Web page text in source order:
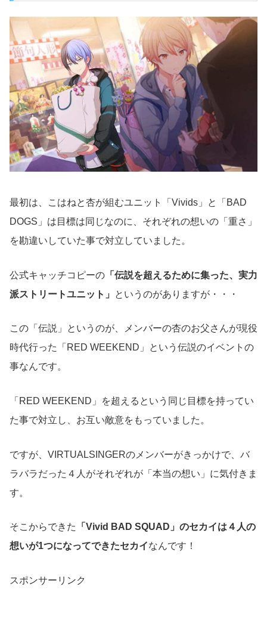
最初は、こはねと杏が組むユニット「Vivids」と「BAD
DOGS」は目標は同じなのに、それぞれの想いの「重さ」
を勘違いしていた事で対立していました。
公式キャッチコピーの 「伝説を超えるために集った、実力
派ストリートユニット」
というのがありますが・・・
この「伝説」というのが、メンバーの杏のお父さんが現役
時代行った「RED WEEKEND」という伝説のイベントの
事なんです。
「RED WEEKEND」を超えるという同じ目標を持ってい
た事で対立し、お互い敵意をもっていました。
ですが、VIRTUALSINGERのメンバーがきっかけで、バ
ラバラだった４人がそれぞれが「本当の想い」に気付きま
す。
そこからできた
「Vivid BAD SQUAD」のセカイは４人の
想いが1つになってできたセカイなんです！
スポンサーリンク